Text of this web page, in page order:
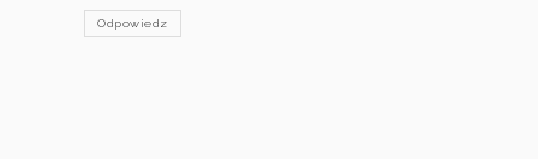
Odpowiedz